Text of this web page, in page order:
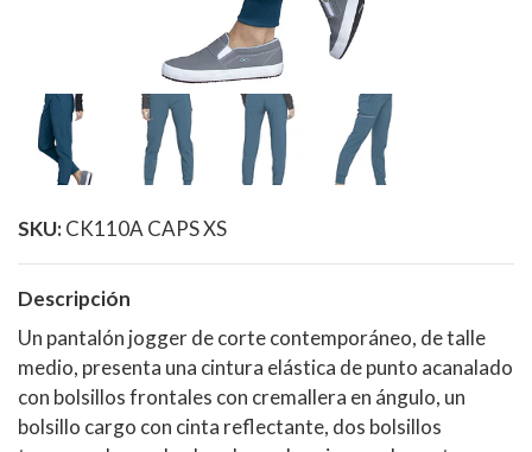
SKU:CK110A CAPS XS
Descripción
Un pantalón jogger de corte contemporáneo, de talle
medio, presenta una cintura elástica de punto acanalado
con bolsillos frontales con cremallera en ángulo, un
bolsillo cargo con cinta reflectante, dos bolsillos